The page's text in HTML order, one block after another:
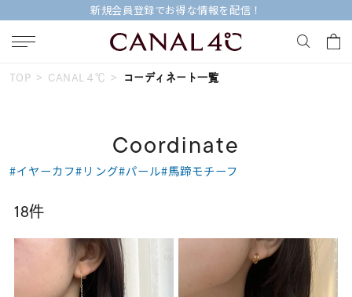
新規会員登録でお得な情報を配信！
キーワードで検索する
人気検索キーワード
#エタニティ
ブランド Canal４℃
TOP CANAL４℃ コーディネート一覧
Coordinate
#イヤーカフ#リング#パール#馬蹄モチーフ
18件